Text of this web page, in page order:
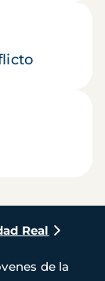
Real
de la